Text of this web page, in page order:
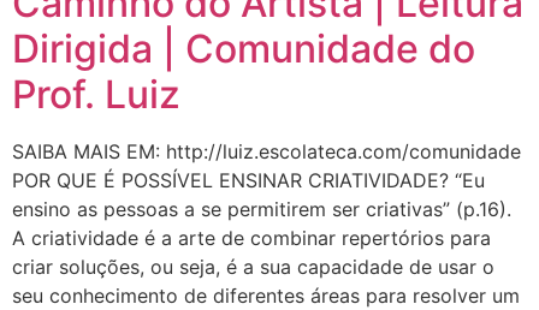
Dirigida | Comunidade do
Prof. Luiz
SAIBA MAIS EM: http://luiz.escolateca.com/comunidade
POR QUE É POSSÍVEL ENSINAR CRIATIVIDADE? “Eu
ensino as pessoas a se permitirem ser criativas” (p.16).
A criatividade é a arte de combinar repertórios para
criar soluções, ou seja, é a sua capacidade de usar o
seu conhecimento de diferentes áreas para resolver um